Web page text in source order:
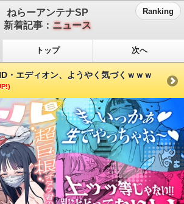
ねらーアンテナSP
新着記事： ニュース
Ranking
トップ 次へ
・エディオン、ようやく気づくｗｗｗ